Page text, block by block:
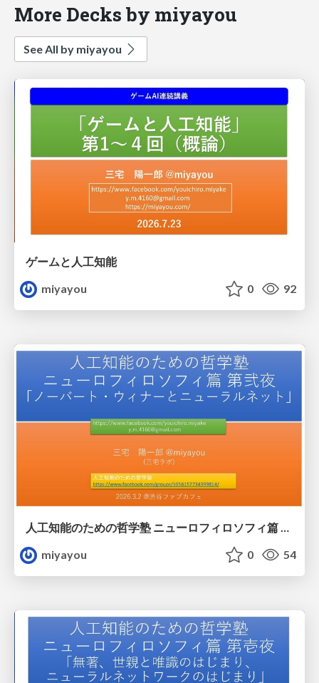
More Decks by miyayou
See All by miyayou
ゲームと人工知能
miyayou
0 92
miyayou
0 54